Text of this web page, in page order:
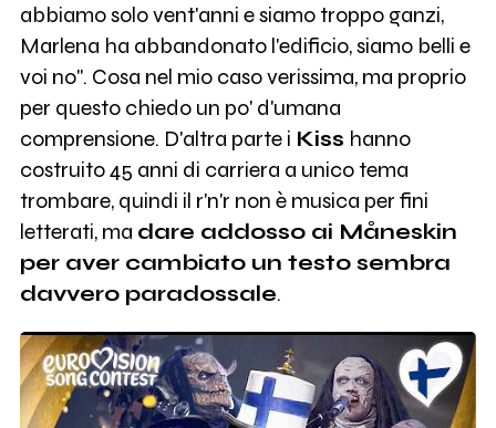
abbiamo solo vent'anni e siamo troppo ganzi,
Marlena ha abbandonato l'edificio, siamo belli e
voi no". Cosa nel mio caso verissima, ma proprio
per questo chiedo un po' d'umana
comprensione. D'altra parte i Kiss hanno
costruito 45 anni di carriera a unico tema
trombare, quindi il r'n'r non è musica per fini
letterati, ma dare addosso ai Måneskin
per aver cambiato un testo sembra
davvero paradossale.